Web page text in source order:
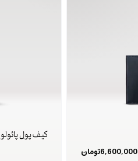
6,600,000تومان
کیف پول پائولو